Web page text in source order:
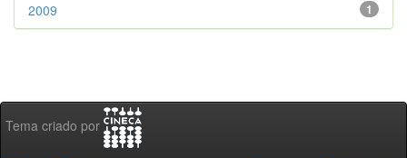
1
2009
Tema criado por